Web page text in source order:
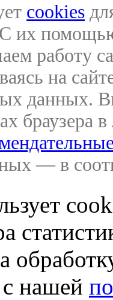
cookies
С их
работу
на
данных.
браузера
— в
с нашей